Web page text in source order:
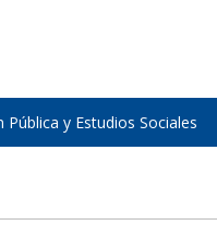
y Estudios Sociales